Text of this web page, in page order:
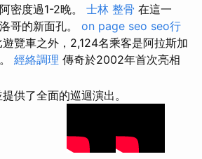
密度過1-2晚。 士林 整骨 在這一
哥的新面孔。 on page seo seo行
覽車之外，2,124名乘客是阿拉斯加
經絡調理 傳奇於2002年首次亮相
供了全面的巡迴演出。